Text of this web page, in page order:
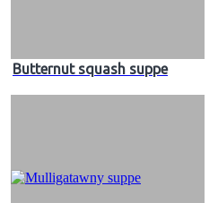
Butternut squash suppe